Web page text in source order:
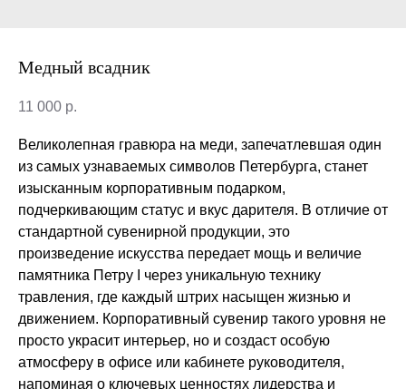
Медный всадник
11 000 р.
Великолепная гравюра на меди, запечатлевшая один
из самых узнаваемых символов Петербурга, станет
изысканным корпоративным подарком,
подчеркивающим статус и вкус дарителя. В отличие от
стандартной сувенирной продукции, это
произведение искусства передает мощь и величие
памятника Петру I через уникальную технику
травления, где каждый штрих насыщен жизнью и
движением. Корпоративный сувенир такого уровня не
просто украсит интерьер, но и создаст особую
атмосферу в офисе или кабинете руководителя,
напоминая о ключевых ценностях лидерства и